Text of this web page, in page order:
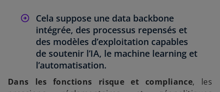
Cela suppose une data backbone
intégrée, des processus repensés et
des modèles d’exploitation capables
de soutenir l’IA, le machine learning et
l’automatisation.
Dans les fonctions risque et compliance, les